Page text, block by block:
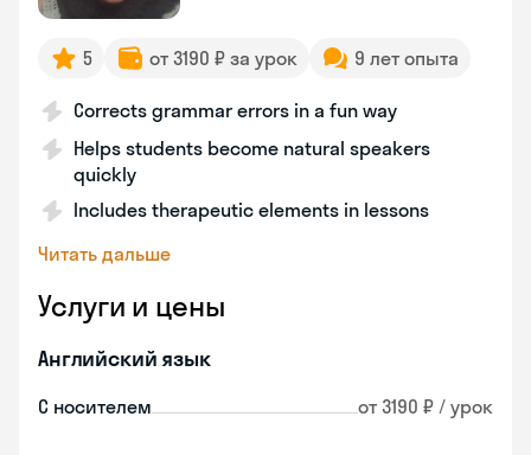
5 от 3190 ₽ за урок 9 лет опыта
Corrects grammar errors in a fun way
Helps students become natural speakers
quickly
Includes therapeutic elements in lessons
Читать дальше
Услуги и цены
Английский язык
С носителем от 3190 ₽ / урок